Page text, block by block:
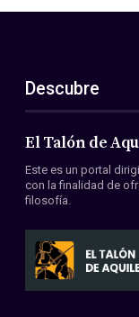
ES
EN
Acerca de
Miembros
Convenios
Descubre
El Talón de
Este es un portal
con la finalidad de
filosofía.